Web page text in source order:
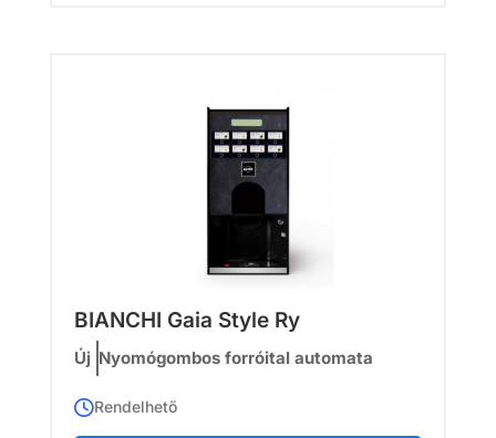
BIANCHI Gaia Style Ry
Új Nyomógombos forróital automata
Rendelhető